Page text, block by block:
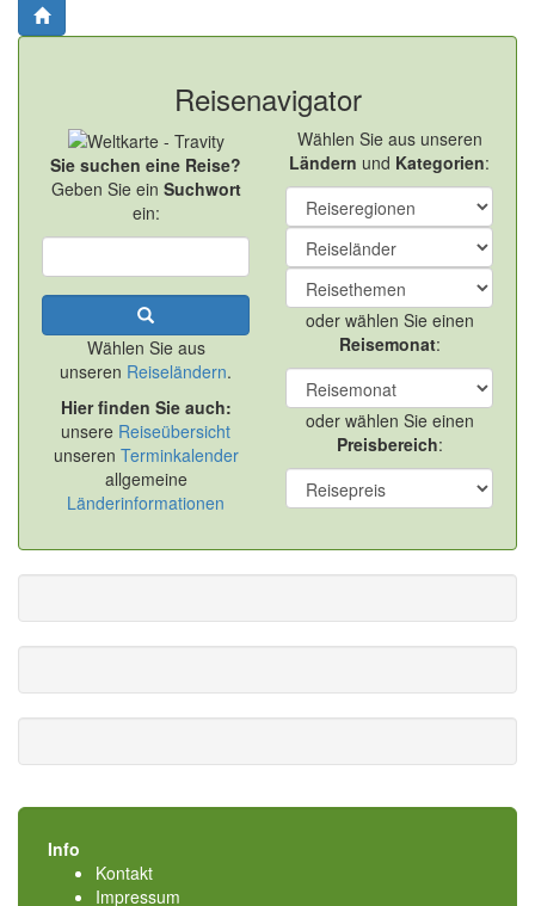
Reisenavigator
Sie suchen eine Reise?
Geben Sie ein Suchwort
ein:
Wählen Sie aus
unseren Reiseländern.
Hier finden Sie auch:
unsere Reiseübersicht
unseren Terminkalender
allgemeine
Länderinformationen
Wählen Sie aus unseren
Ländern und Kategorien:
oder wählen Sie einen
Reisemonat:
oder wählen Sie einen
Preisbereich:
Info
Kontakt
Impressum